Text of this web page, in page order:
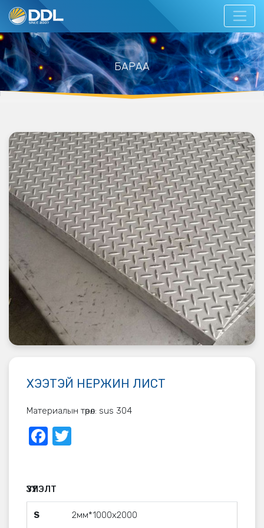
БАРАА
ХЭЭТЭЙ НЕРЖИН ЛИСТ
Материалын төрөл: sus 304
Facebook
ҮЗҮҮЛЭЛТ
S 2мм*1000x2000